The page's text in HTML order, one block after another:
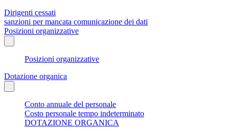
Dirigenti cessati
sanzioni per mancata comunicazione dei dati
Posizioni organizzative
Posizioni organizzative
Dotazione organica
Conto annuale del personale
Costo personale tempo indeterminato
DOTAZIONE ORGANICA